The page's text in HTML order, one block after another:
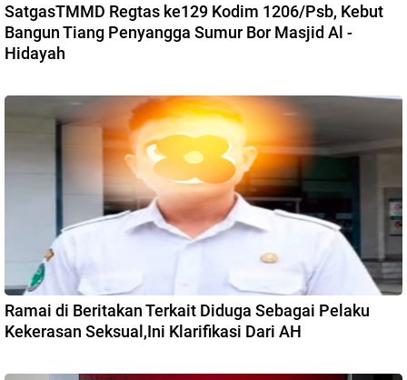
SatgasTMMD Regtas ke129 Kodim 1206/Psb, Kebut
Bangun Tiang Penyangga Sumur Bor Masjid Al -
Hidayah
Ramai di Beritakan Terkait Diduga Sebagai Pelaku
Kekerasan Seksual,Ini Klarifikasi Dari AH